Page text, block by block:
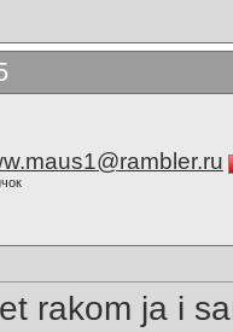
rakom ja i